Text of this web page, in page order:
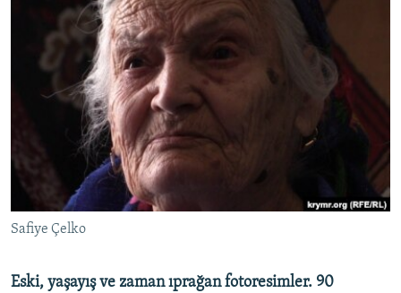
BLOGLAR
FİKİR
Українською
QOŞULIÑIZ!
RFE/RS bütün saytları
Safiye Çelko
Eski, yaşayış ve zaman ıprağan fotoresimler. 90